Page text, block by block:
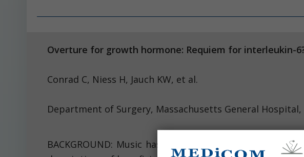
Overture for growth hormone: Requiem for interleukin-
Conrad C, Niess H, Jauch
Department of Surgery, Massachusetts General Hospital,
BACKGROUND: Music has been used for therapeutic